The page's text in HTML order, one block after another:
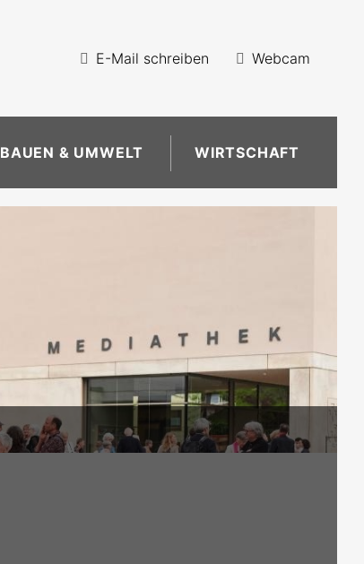
E-Mail schreiben Webcam
BAUEN & UMWELT WIRTSCHAFT